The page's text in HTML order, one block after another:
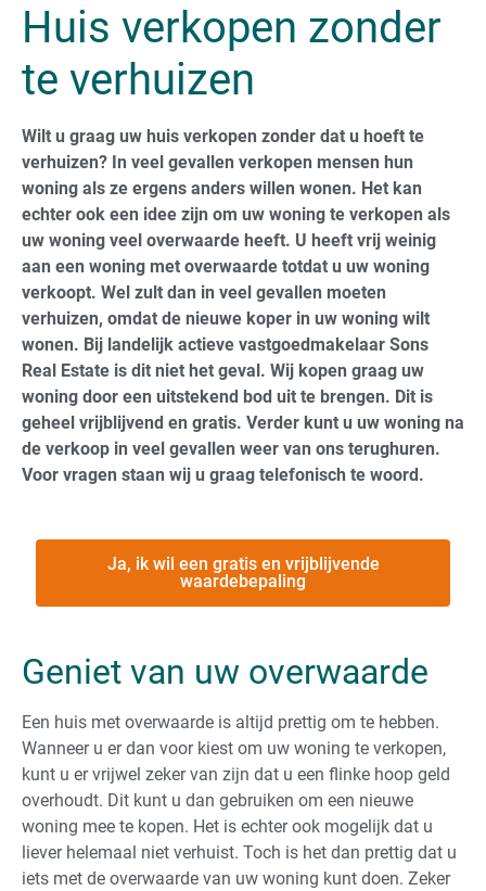
Huis verkopen zonder
te verhuizen
Wilt u graag uw huis verkopen zonder dat u hoeft te
verhuizen? In veel gevallen verkopen mensen hun
woning als ze ergens anders willen wonen. Het kan
echter ook een idee zijn om uw woning te verkopen als
uw woning veel overwaarde heeft. U heeft vrij weinig
aan een woning met overwaarde totdat u uw woning
verkoopt. Wel zult dan in veel gevallen moeten
verhuizen, omdat de nieuwe koper in uw woning wilt
wonen. Bij landelijk actieve vastgoedmakelaar Sons
Real Estate is dit niet het geval. Wij kopen graag uw
woning door een uitstekend bod uit te brengen. Dit is
geheel vrijblijvend en gratis. Verder kunt u uw woning na
de verkoop in veel gevallen weer van ons terughuren.
Voor vragen staan wij u graag telefonisch te woord.
Ja, ik wil een gratis en vrijblijvende
waardebepaling
Geniet van uw overwaarde
Een huis met overwaarde is altijd prettig om te hebben.
Wanneer u er dan voor kiest om uw woning te verkopen,
kunt u er vrijwel zeker van zijn dat u een flinke hoop geld
overhoudt. Dit kunt u dan gebruiken om een nieuwe
woning mee te kopen. Het is echter ook mogelijk dat u
liever helemaal niet verhuist. Toch is het dan prettig dat u
iets met de overwaarde van uw woning kunt doen. Zeker